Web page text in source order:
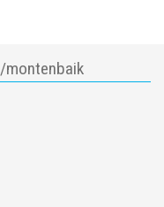
/montenbaik